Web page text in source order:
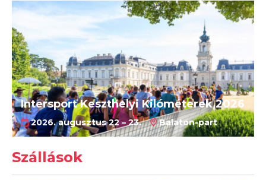
Intersport Keszthelyi Kilóméterek 2026
2026. augusztus 22 – 23. Balaton-part
Szállások